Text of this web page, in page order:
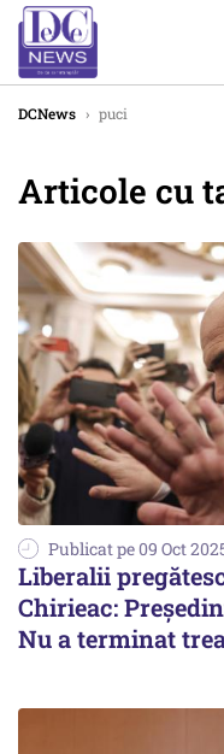
DCNews › puci
Articole cu
Publicat pe 09 Oct
Liberalii
Chirieac:
Nu a terminat